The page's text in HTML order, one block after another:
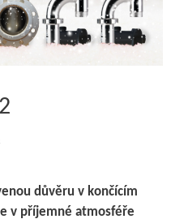
důvěru v končícím
v příjemné atmosféře